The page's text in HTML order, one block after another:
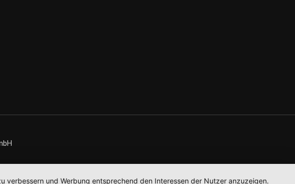
verbessern und Werbung entsprechend den Interessen der Nutzer anzuzeigen.